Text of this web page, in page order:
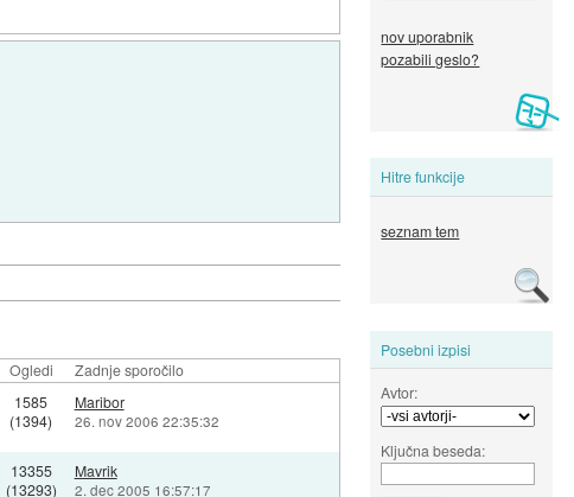
nov uporabnik
pozabili geslo?
Hitre funkcije
seznam tem
Posebni izpisi
Avtor:
Ključna beseda:
Ogledi Zadnje sporočilo
1585
(1394)
Maribor
26. nov 2006 22:35:32
13355
(13293)
Mavrik
2. dec 2005 16:57:17